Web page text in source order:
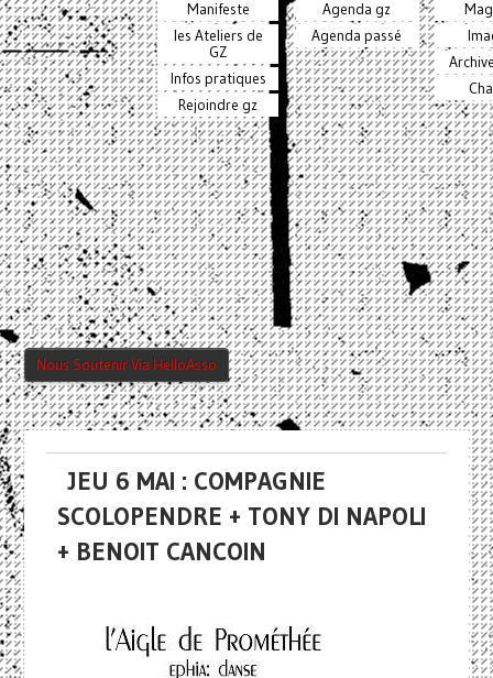
Manifeste
les Ateliers de
GZ
Infos pratiques
Rejoindre gz
Agenda gz
Agenda passé
Nous Soutenir Via HelloAsso
JEU 6 MAI : COMPAGNIE
SCOLOPENDRE + TONY DI NAPOLI
+ BENOIT CANCOIN